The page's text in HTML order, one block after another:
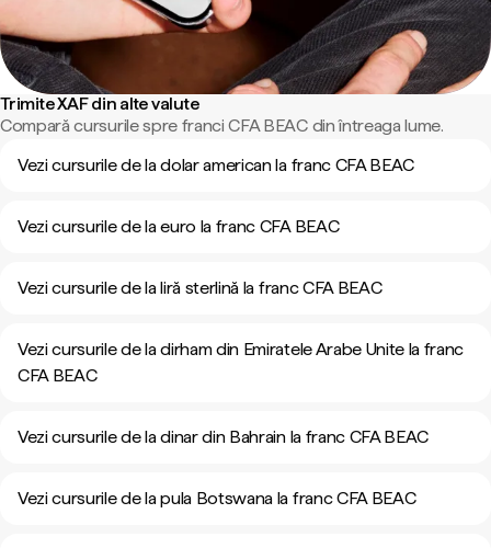
Trimite XAF din alte valute
Compară cursurile spre franci CFA BEAC din întreaga lume.
Vezi cursurile de la dolar american la franc CFA BEAC
Vezi cursurile de la euro la franc CFA BEAC
Vezi cursurile de la liră sterlină la franc CFA BEAC
Vezi cursurile de la dirham din Emiratele Arabe Unite la franc
CFA BEAC
Vezi cursurile de la dinar din Bahrain la franc CFA BEAC
Vezi cursurile de la pula Botswana la franc CFA BEAC